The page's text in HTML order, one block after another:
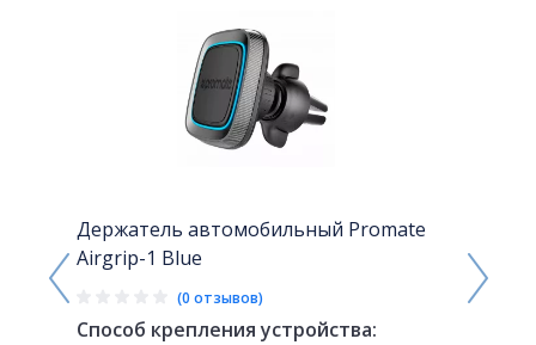
Держатель автомобильный Promate
Airgrip-1 Blue
(0 отзывов)
Способ крепления устройства: